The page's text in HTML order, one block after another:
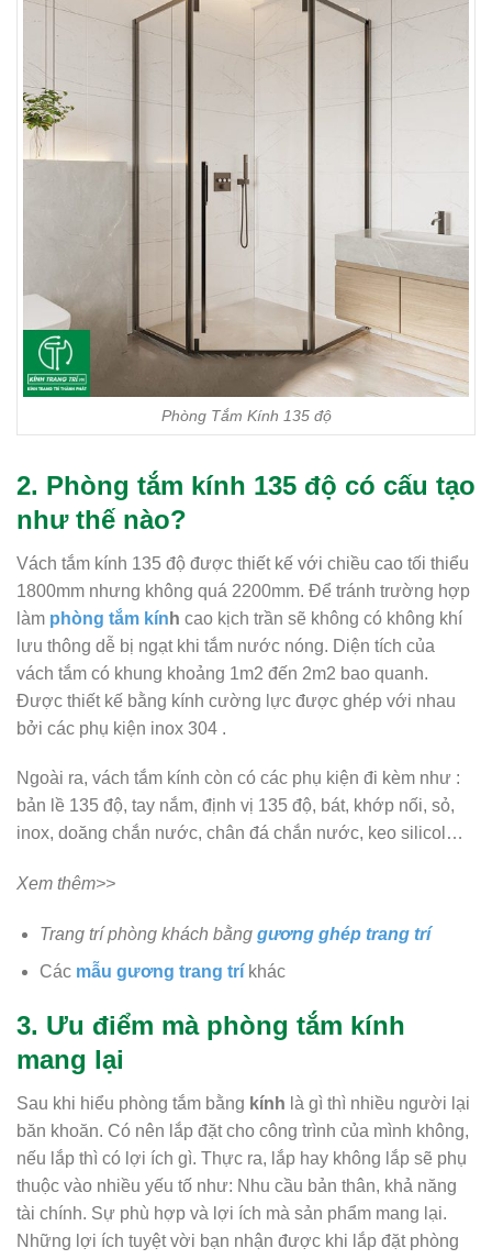
Phòng Tắm Kính 135 độ
2. Phòng tắm kính 135 độ có cấu tạo
như thế nào?
Vách tắm kính 135 độ được thiết kế với chiều cao tối thiểu
1800mm nhưng không quá 2200mm. Để tránh trường hợp
làm phòng tắm kín h cao kịch trần sẽ không có không khí
lưu thông dễ bị ngạt khi tắm nước nóng. Diện tích của
vách tắm có khung khoảng 1m2 đến 2m2 bao quanh.
Được thiết kế bằng kính cường lực được ghép với nhau
bởi các phụ kiện inox 304 .
Ngoài ra, vách tắm kính còn có các phụ kiện đi kèm như :
bản lề 135 độ, tay nắm, định vị 135 độ, bát, khớp nối, sỏ,
inox, doăng chắn nước, chân đá chắn nước, keo silicol…
Xem thêm>>
Trang trí phòng khách bằng gương ghép trang trí
Các mẫu gương trang tríkhác
3. Ưu điểm mà phòng tắm kính
mang lại
Sau khi hiểu phòng tắm bằng kính là gì thì nhiều người lại
băn khoăn. Có nên lắp đặt cho công trình của mình không,
nếu lắp thì có lợi ích gì. Thực ra, lắp hay không lắp sẽ phụ
thuộc vào nhiều yếu tố như: Nhu cầu bản thân, khả năng
tài chính. Sự phù hợp và lợi ích mà sản phẩm mang lại.
Những lợi ích tuyệt vời bạn nhận được khi lắp đặt phòng